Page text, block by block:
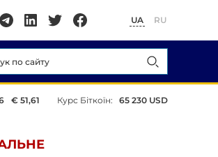
UA RU
€ 51,61 Курс Біткоїн: 65 230 USD